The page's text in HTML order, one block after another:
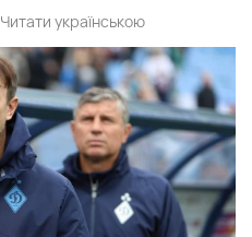
Читати українською